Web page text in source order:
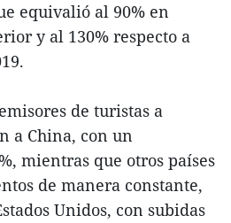
equivalió al 90% en
y al 130% respecto a
de turistas a
a China, con un
mientras que otros países
de manera constante,
Unidos, con subidas